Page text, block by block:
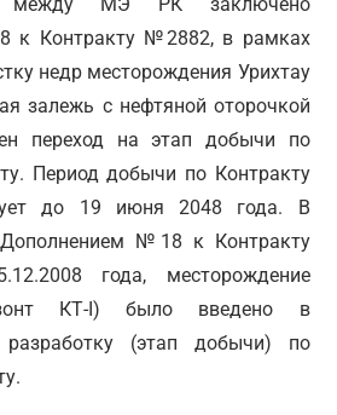
к Контракту №2882, в рамках
недр месторождения Урихтау
залежь с нефтяной оторочкой
переход на этап добычи по
Период добычи по Контракту
до 19 июня 2048 года. В
Дополнением №18 к Контракту
года, месторождение
КТ-I) было введено в
(этап добычи) по